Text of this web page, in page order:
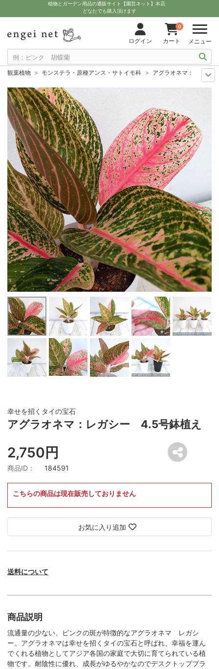
植物とガーデン用品の通販サイト【園芸ネット】本店
どなたでも購入頂けます
ログイン
0
カート メニュー
観葉植物 モンステラ・原種アンス・サトイモ科
アグラオネマ：レガシ
観葉植物特集
ポットサイズ別 4号～5.5号
アグラオネマ：レガシー
観葉植物特集
葉の色から
幸せを招くタイの宝石
アグラオネマ：レガシー 4.5号鉢植え
2,750円
商品ID： 184591
こちらの商品は現在販売しておりません
お気に入り追加
送料について
商品説明
流通量の少ない、ピンクの斑が特徴的なアグラオネマ レガシ
ー。アグラオネマは幸せを招くタイの宝石と呼ばれ、幸福を運ん
でくれる植物としてアジア各国の家庭で大切に育てられている植
物です。耐陰性に優れ、成長がゆるやかなのでデスクトッププラ